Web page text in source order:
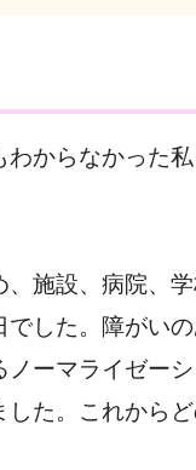
からなかった
施設、病院、
した。障がい
ーマライゼー
た。これから